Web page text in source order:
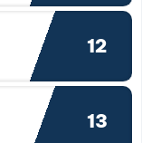
12
13